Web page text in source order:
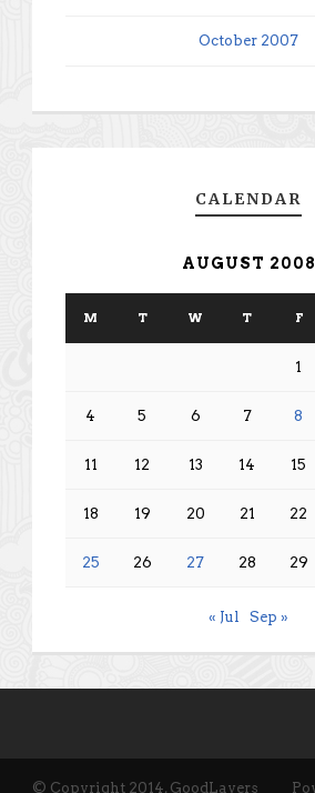
October 2007
CALENDAR
AUGUST 2008
M T W T F
1
4 5 6 7 8
11 12 13 14 15
18 19 20 21 22
25 26 27 28 29
« Jul Sep »
© Copyright 2014, GoodLayers